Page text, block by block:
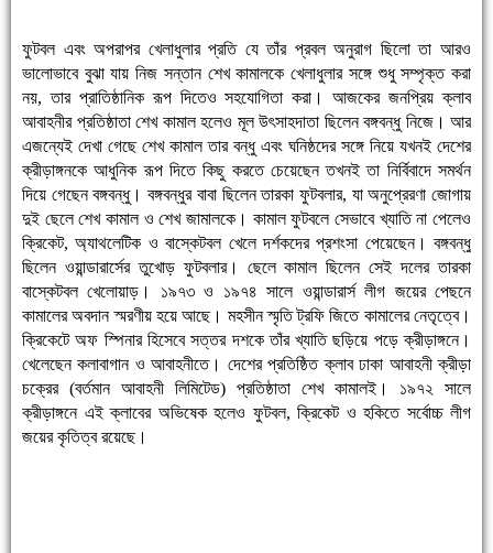
ফুটবল এবং অপরাপর খেলাধুলার প্রতি যে তাঁর প্রবল অনুরাগ ছিলো তা আরও
ভালোভাবে বুঝা যায় নিজ সন্তান শেখ কামালকে খেলাধুলার সঙ্গে শুধু সম্পৃক্ত করা
নয়, তার প্রাতিষ্ঠানিক রূপ দিতেও সহযোগিতা করা। আজকের জনপ্রিয় ক্লাব
আবাহনীর প্রতিষ্ঠাতা শেখ কামাল হলেও মূল উৎসাহদাতা ছিলেন বঙ্গবন্ধু নিজে। আর
এজন্যেই দেখা গেছে শেখ কামাল তার বন্ধু এবং ঘনিষ্ঠদের সঙ্গে নিয়ে যখনই দেশের
ক্রীড়াঙ্গনকে আধুনিক রূপ দিতে কিছু করতে চেয়েছেন তখনই তা নির্বিবাদে সমর্থন
দিয়ে গেছেন বঙ্গবন্ধু। বঙ্গবন্ধুর বাবা ছিলেন তারকা ফুটবলার, যা অনুপ্রেরণা জোগায়
দুই ছেলে শেখ কামাল ও শেখ জামালকে। কামাল ফুটবলে সেভাবে খ্যাতি না পেলেও
ক্রিকেট, অ্যাথলেটিক ও বাস্কেটবল খেলে দর্শকদের প্রশংসা পেয়েছেন। বঙ্গবন্ধু
ছিলেন ওয়ান্ডারার্সের তুখোড় ফুটবলার। ছেলে কামাল ছিলেন সেই দলের তারকা
বাস্কেটবল খেলোয়াড়। ১৯৭৩ ও ১৯৭৪ সালে ওয়ান্ডারার্স লীগ জয়ের পেছনে
কামালের অবদান স্মরণীয় হয়ে আছে। মহসীন স্মৃতি ট্রফি জিতে কামালের নেতৃত্বে।
ক্রিকেটে অফ স্পিনার হিসেবে সত্তর দশকে তাঁর খ্যাতি ছড়িয়ে পড়ে ক্রীড়াঙ্গনে।
খেলেছেন কলাবাগান ও আবাহনীতে। দেশের প্রতিষ্ঠিত ক্লাব ঢাকা আবাহনী ক্রীড়া
চক্রের (বর্তমান আবাহনী লিমিটেড) প্রতিষ্ঠাতা শেখ কামালই। ১৯৭২ সালে
ক্রীড়াঙ্গনে এই ক্লাবের অভিষেক হলেও ফুটবল, ক্রিকেট ও হকিতে সর্বোচ্চ লীগ
জয়ের কৃতিত্ব রয়েছে।